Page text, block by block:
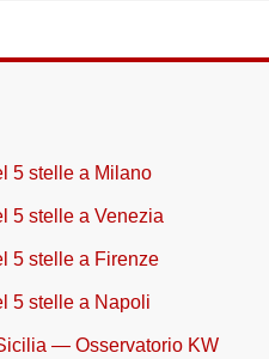
5 stelle a Milano
5 stelle a Venezia
5 stelle a Firenze
5 stelle a Napoli
— Osservatorio KW